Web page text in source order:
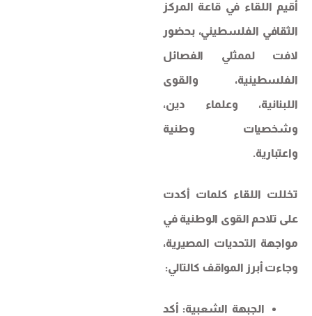
أقيم اللقاء في قاعة المركز
الثقافي الفلسطيني، بحضور
لافت لممثلي الفصائل
الفلسطينية، والقوى
اللبنانية، وعلماء دين،
وشخصيات وطنية
واعتبارية.
تخللت اللقاء كلمات أكدت
على تلاحم القوى الوطنية في
مواجهة التحديات المصيرية،
وجاءت أبرز المواقف كالتالي:
الجبهة الشعبية: أكد